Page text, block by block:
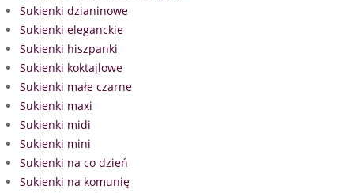
Sukienki dzianinowe
Sukienki eleganckie
Sukienki hiszpanki
Sukienki koktajlowe
Sukienki małe czarne
Sukienki maxi
Sukienki midi
Sukienki mini
Sukienki na co dzień
Sukienki na komunię